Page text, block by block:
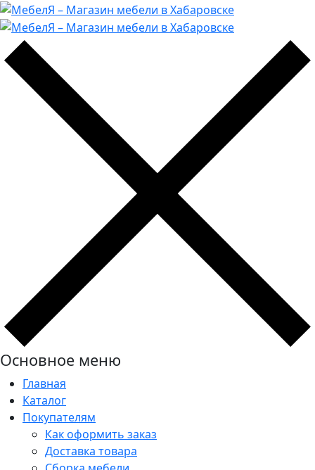
Основное меню
Главная
Каталог
Покупателям
Как оформить заказ
Доставка товара